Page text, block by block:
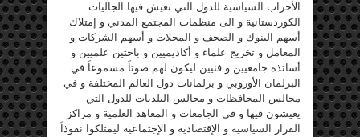
الأحزاب السياسية للدول التي تعيش فيها الجاليات
الكوردستانية و الى منظمات المجتمع المدني و إمتلاك
أسهم البنوك و الصحف و المجلات و أسهم الشركات و
المعامل و تخريج علماء و أكاديميين و باحثين علميين و
أساتذة جامعيين و فنيين ليكون لهم صوتاً مسموعاً في
البرلمان الأوروبي و برلمانات دول العالم المختلفة و في
مجالس المحافظات و مجالس البلديات للدول التي
يعيشون فيها و في الجامعات و المعاهد العلمية و مراكز
القرار السياسية و الإقتصادية و الإجتماعية ليمتلكوا نفوذاً